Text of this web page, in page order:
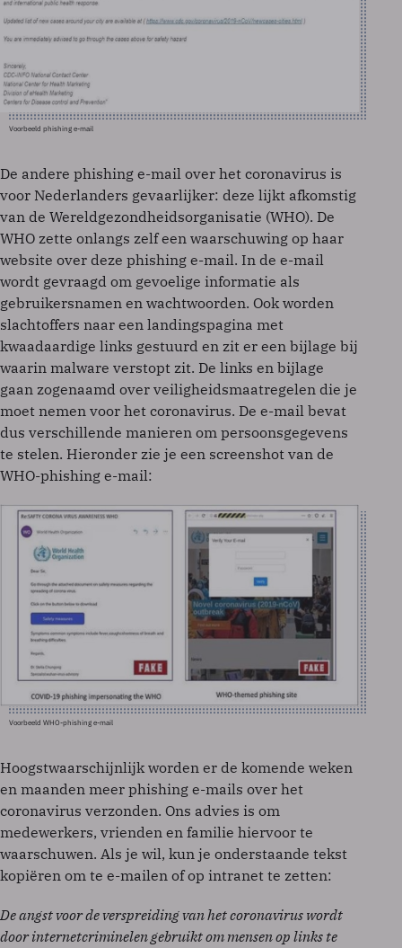
Voorbeeld phishing e-mail
De andere phishing e-mail over het coronavirus is
voor Nederlanders gevaarlijker: deze lijkt afkomstig
van de Wereldgezondheidsorganisatie (WHO). De
WHO zette onlangs zelf een waarschuwing op haar
website over deze phishing e-mail. In de e-mail
wordt gevraagd om gevoelige informatie als
gebruikersnamen en wachtwoorden. Ook worden
slachtoffers naar een landingspagina met
kwaadaardige links gestuurd en zit er een bijlage bij
waarin malware verstopt zit. De links en bijlage
gaan zogenaamd over veiligheidsmaatregelen die je
moet nemen voor het coronavirus. De e-mail bevat
dus verschillende manieren om persoonsgegevens
te stelen. Hieronder zie je een screenshot van de
WHO-phishing e-mail:
Voorbeeld WHO-phishing e-mail
Hoogstwaarschijnlijk worden er de komende weken
en maanden meer phishing e-mails over het
coronavirus verzonden. Ons advies is om
medewerkers, vrienden en familie hiervoor te
waarschuwen. Als je wil, kun je onderstaande tekst
kopiëren om te e-mailen of op intranet te zetten:
De angst voor de verspreiding van het coronavirus wordt
door internetcriminelen gebruikt om mensen op links te